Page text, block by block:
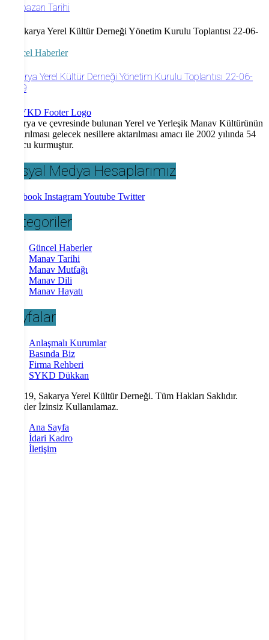
Adapazarı Tarihi
Güncel Haberler
Sakarya Yerel Kültür Derneği Yönetim Kurulu Toplantısı 22-06-
2019
Sakarya ve çevresinde bulunan Yerel ve Yerleşik Manav Kültürünün
araştırılması gelecek nesillere aktarılması amacı ile 2002 yılında 54
kurucu kurmuştur.
Sosyal Medya Hesaplarımız
Facebook InstagramYoutube Twitter
Kategoriler
Güncel Haberler
Manav Tarihi
Manav Mutfağı
Manav Dili
Manav Hayatı
Sayfalar
Anlaşmalı Kurumlar
Basında Biz
Firma Rehberi
SYKD Dükkan
© 2019, Sakarya Yerel Kültür Derneği. Tüm Hakları Saklıdır.
İçerikler İzinsiz Kullanılamaz.
Ana Sayfa
İdari Kadro
İletişim